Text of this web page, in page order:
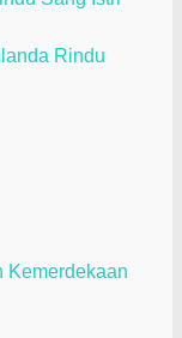
Rindu
Kemerdekaan